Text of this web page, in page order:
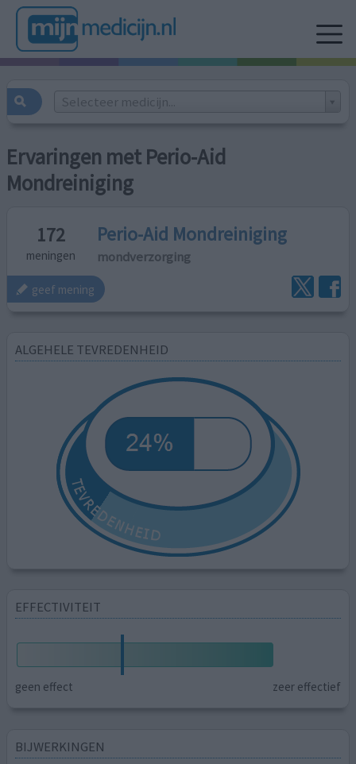
Selecteer medicijn...
Ervaringen met Perio-Aid
Mondreiniging
172
meningen
Perio-Aid Mondreiniging
mondverzorging
geef mening
ALGEHELE TEVREDENHEID
EFFECTIVITEIT
geen effect zeer effectief
BIJWERKINGEN